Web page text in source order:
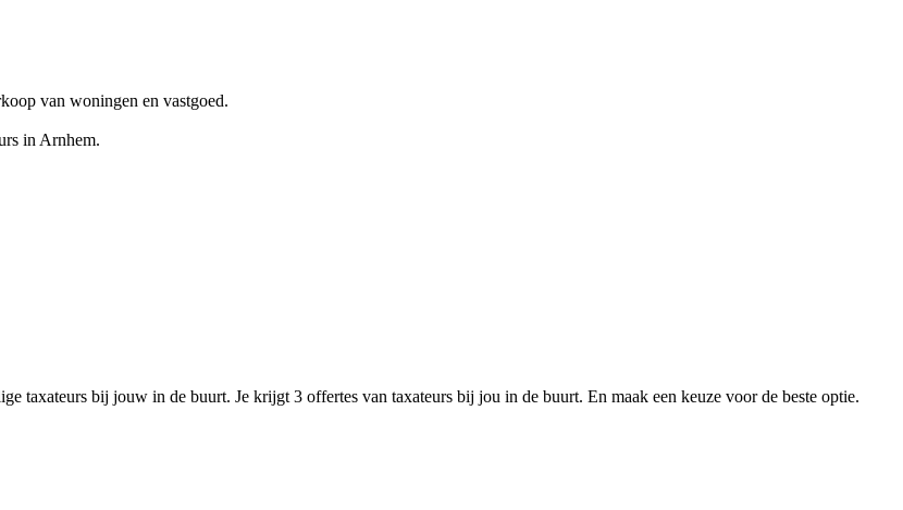
van woningen en vastgoed.
in Arnhem.
taxateurs bij jouw in de buurt. Je krijgt 3 offertes van taxateurs bij jou in de buurt. En maak een keuze voor de beste optie.